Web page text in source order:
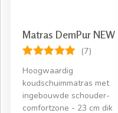
Matras DemPur NEW
(7)
Hoogwaardig
koudschuimmatras met
ingebouwde schouder-
comfortzone - 23 cm dik